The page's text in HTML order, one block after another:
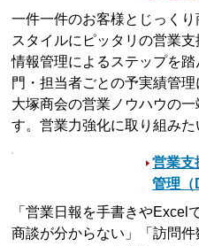
一件一件のお客様とじっく
スタイルにピッタリの営業
情報管理によるステップを
門・担当者ごとの予実績管
大塚商会の営業ノウハウの
す。営業力強化に取り組みた
営業支
管理（
「営業日報を手書きやExcel
商談が分からない」「訪問